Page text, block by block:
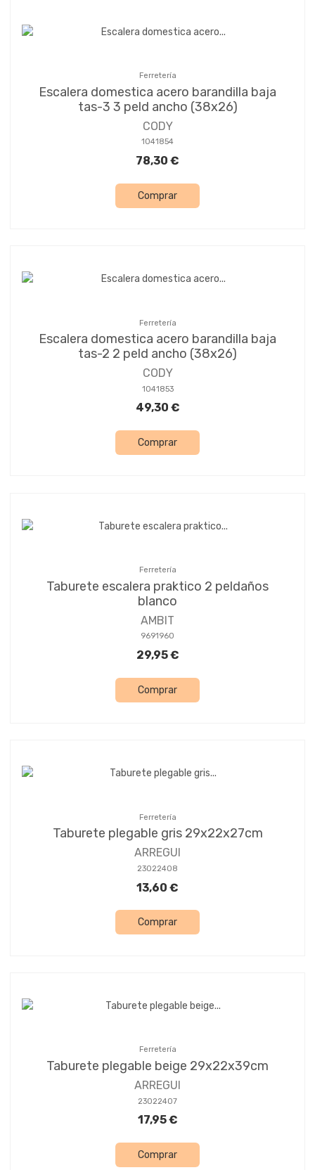
Ferretería
Escalera domestica acero barandilla baja
tas-3 3 peld ancho (38x26)
CODY
1041854
78,30 €
Comprar
Ferretería
Escalera domestica acero barandilla baja
tas-2 2 peld ancho (38x26)
CODY
1041853
49,30 €
Comprar
Ferretería
Taburete escalera praktico 2 peldaños
blanco
AMBIT
9691960
29,95 €
Comprar
Ferretería
Taburete plegable gris 29x22x27cm
ARREGUI
23022408
13,60 €
Comprar
Ferretería
Taburete plegable beige 29x22x39cm
ARREGUI
23022407
17,95 €
Comprar